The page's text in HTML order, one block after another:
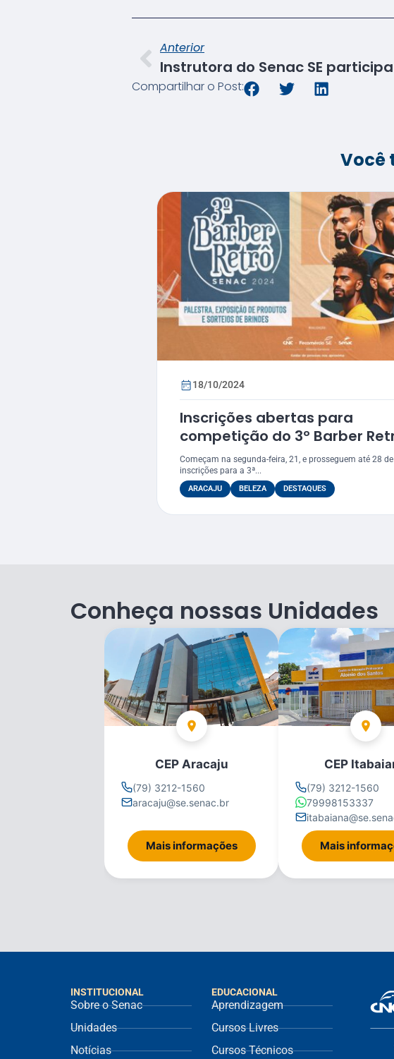
Anterior
Compartilhar o Post:
Você
18/10/2024
Inscrições abertas para
competição do 3º Barber
Começam na segunda-feira, 21, e prosseguem até 28
inscrições para a 3ª...
ARACAJU BELEZA DESTAQUES
Conheça nossas Unidades
CEP Aracaju
(79) 3212-1560
aracaju@se.senac.br
Mais informações
CEP
(79) 3212-1560
79998153337
Mais
INSTITUCIONAL
Sobre o Senac
Unidades
Notícias
EDUCACIONAL
Aprendizagem
Cursos Livres
Cursos Técnicos